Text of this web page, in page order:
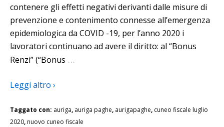
contenere gli effetti negativi derivanti dalle misure di
prevenzione e contenimento connesse all’emergenza
epidemiologica da COVID -19, per l’anno 2020 i
lavoratori continuano ad avere il diritto: al “Bonus
Renzi” (“Bonus …
Leggi altro ›
Taggato con: auriga, auriga paghe, aurigapaghe, cuneo fiscale luglio
2020, nuovo cuneo fiscale